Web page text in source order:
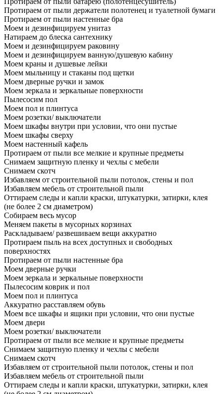
Протираем от пыли держатели полотенец и туалетной бумаги
Протираем от пыли настенные бра
Моем и дезинфицируем унитаз
Натираем до блеска сантехнику
Моем и дезинфицируем раковину
Моем и дезинфицируем ванную/душевую кабину
Моем краны и душевые лейки
Моем мыльницу и стаканы под щетки
Моем дверные ручки и замок
Моем зеркала и зеркальные поверхности
Пылесосим пол
Моем пол и плинтуса
Моем розетки/ выключатели
Моем шкафы внутри при условии, что они пустые
Моем шкафы сверху
Моем настенный кафель
Протираем от пыли все мелкие и крупные предметы
Снимаем защитную пленку и чехлы с мебели
Снимаем скотч
Избавляем от строительной пыли потолок, стены и пол
Избавляем мебель от строительной пыли
Оттираем следы и капли краски, штукатурки, затирки, клея
(не более 2 см диаметром)
Собираем весь мусор
Меняем пакеты в мусорных корзинах
Раскладываем/ развешиваем вещи аккуратно
Протираем пыль на всех доступных и свободных
поверхностях
Протираем от пыли настенные бра
Моем дверные ручки
Моем зеркала и зеркальные поверхности
Пылесосим коврик и пол
Моем пол и плинтуса
Аккуратно расставляем обувь
Моем все шкафы и ящики при условии, что они пустые
Моем двери
Моем розетки/ выключатели
Протираем от пыли все мелкие и крупные предметы
Снимаем защитную пленку и чехлы с мебели
Снимаем скотч
Избавляем от строительной пыли потолок, стены и пол
Избавляем мебель от строительной пыли
Оттираем следы и капли краски, штукатурки, затирки, клея